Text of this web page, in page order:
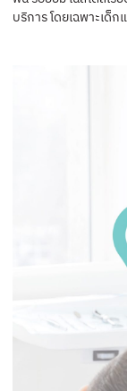
บริการ โดยเฉพาะเด็